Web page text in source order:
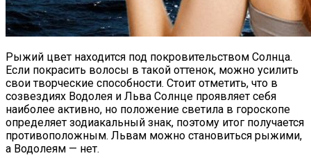
Рыжий цвет находится под покровительством Солнца.
Если покрасить волосы в такой оттенок, можно усилить
свои творческие способности. Стоит отметить, что в
созвездиях Водолея и Льва Солнце проявляет себя
наиболее активно, но положение светила в гороскопе
определяет зодиакальный знак, поэтому итог получается
противоположным. Львам можно становиться рыжими,
а Водолеям — нет.